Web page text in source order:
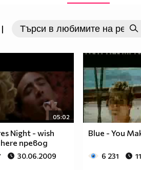
|
05:02
Night - wish
превод
30.06.2009
Blue - You
6 231